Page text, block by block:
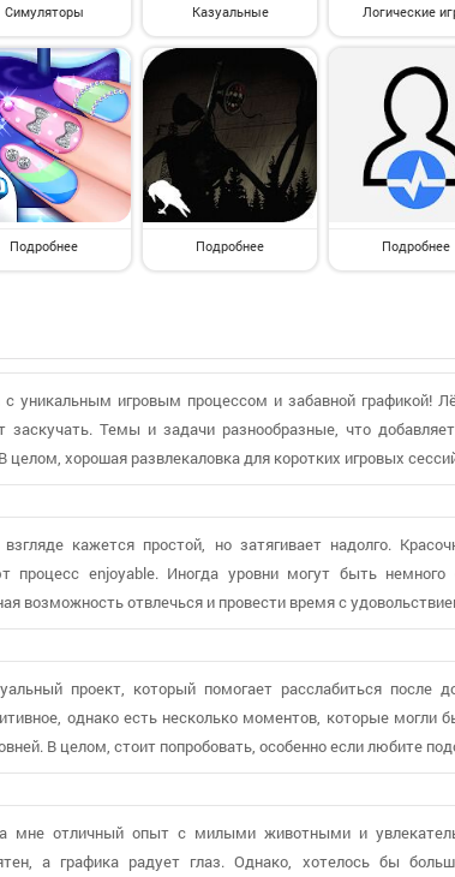
Симуляторы Казуальные Логические
Подробнее Подробнее Подробнее
с уникальным игровым процессом и забавной графикой!
заскучать. Темы и задачи разнообразные, что
целом, хорошая развлекаловка для коротких игровых
кажется простой, но затягивает надолго.
процесс enjoyable. Иногда уровни могут быть
возможность отвлечься и провести время с
проект, который помогает расслабиться после
однако есть несколько моментов, которые могли
В целом, стоит попробовать, особенно если любите
мне отличный опыт с милыми животными и
а графика радует глаз. Однако, хотелось бы